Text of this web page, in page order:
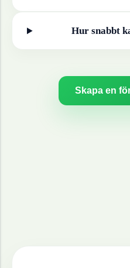
Hur snabbt
Skapa en